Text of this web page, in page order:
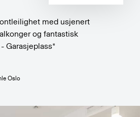
med usjenert
og fantastisk
Garasjeplass*
Oslo